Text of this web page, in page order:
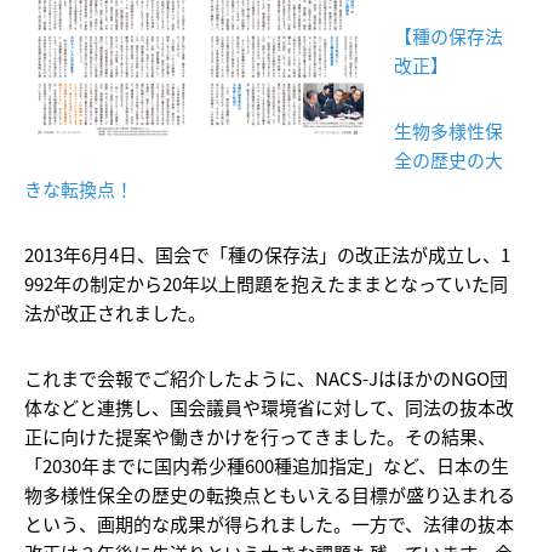
【種の保存法
改正】
生物多様性保
全の歴史の大
きな転換点！
2013年6月4日、国会で「種の保存法」の改正法が成立し、1
992年の制定から20年以上問題を抱えたままとなっていた同
法が改正されました。
これまで会報でご紹介したように、NACS-JはほかのNGO団
体などと連携し、国会議員や環境省に対して、同法の抜本改
正に向けた提案や働きかけを行ってきました。その結果、
「2030年までに国内希少種600種追加指定」など、日本の生
物多様性保全の歴史の転換点ともいえる目標が盛り込まれる
という、画期的な成果が得られました。一方で、法律の抜本